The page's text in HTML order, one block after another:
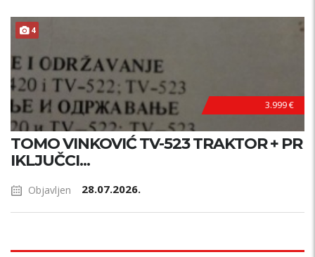
4
3.999 €
TOMO VINKOVIĆ TV-523 TRAKTOR + PR
IKLJUČCI...
Objavljen 28.07.2026.